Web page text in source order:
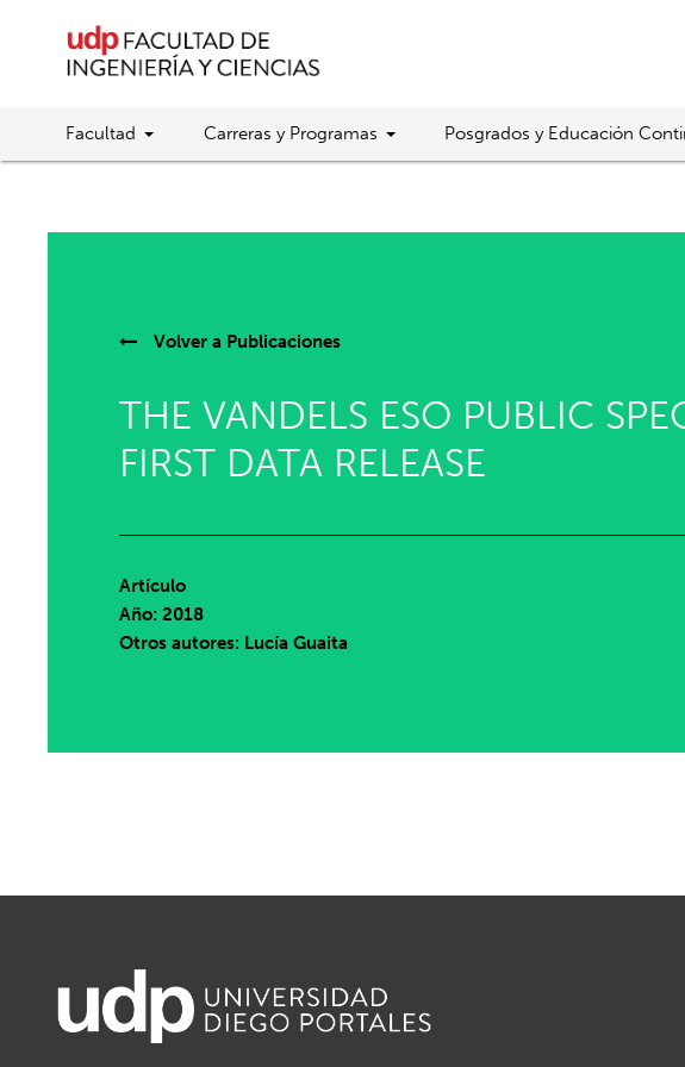
Facultad Carreras y Programas Posgrados y Educación
Volver a Publicaciones
THE VANDELS ESO PUBLIC
FIRST DATA RELEASE
Artículo
Año: 2018
Otros autores: Lucía Guaita